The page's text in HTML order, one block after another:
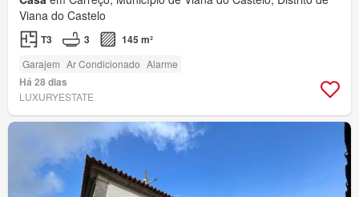
Viana do Castelo
T3 3 145 m²
Garajem Ar Condicionado Alarme
Há 28 dias
LUXURYESTATE